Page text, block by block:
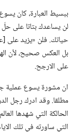
ببسيط العبارة،‏ كان
لن يساعدك بتاتا على
حياتك.‏ فلن «يزيد على
بل العكس صحيح،‏ لأن
على الارجح.‏
ان مشورة يسوع عملية
مطلقا.‏ وقد ادرك رجل
الحالكة التي شهدها
التي ساورته في تلك